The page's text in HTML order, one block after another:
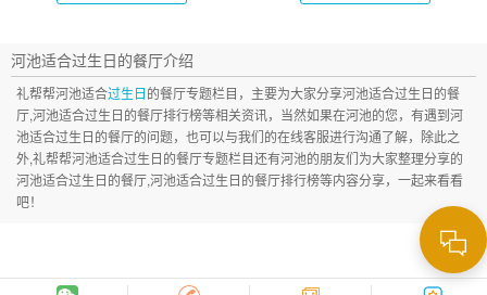
河池适合过生日的餐厅介绍
礼帮帮河池适合过生日的餐厅专题栏目，主要为大家分享河池适合过生日的餐
厅,河池适合过生日的餐厅排行榜等相关资讯，当然如果在河池的您，有遇到河
池适合过生日的餐厅的问题，也可以与我们的在线客服进行沟通了解，除此之
外,礼帮帮河池适合过生日的餐厅专题栏目还有河池的朋友们为大家整理分享的
河池适合过生日的餐厅,河池适合过生日的餐厅排行榜等内容分享，一起来看看
吧！